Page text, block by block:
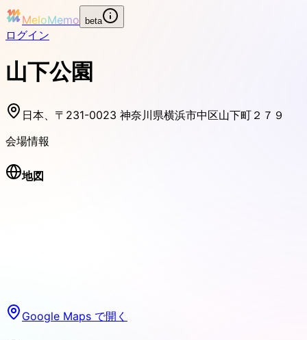
MeloMemo beta
ログイン
山下公園
日本、〒231-0023 神奈川県横浜市中区山下町２７９
会場情報
地図
Google Maps で開く